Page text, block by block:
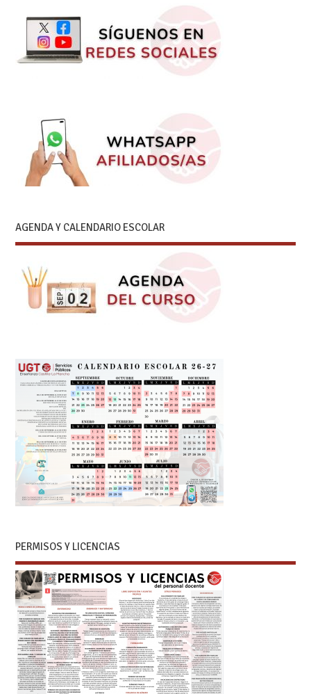
AGENDA Y CALENDARIO ESCOLAR
PERMISOS Y LICENCIAS